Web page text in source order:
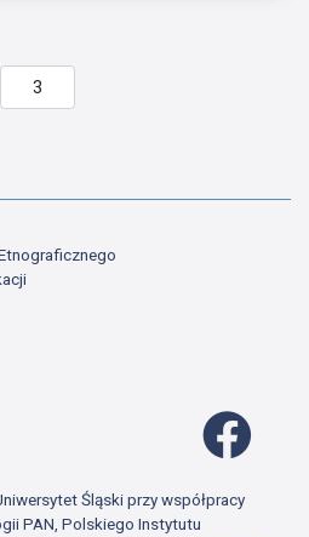
strony
do poprzedniej strony
Śląski przy współpracy
PAN, Polskiego Instytutu